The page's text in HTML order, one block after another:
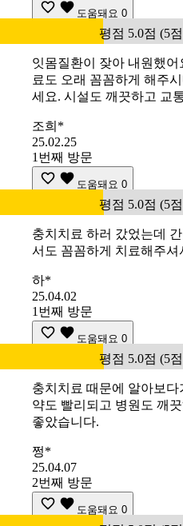
도움돼요 0
평점 5.0점 (5
잇몸질환이 잦아 내원했
료도 오래 꼼꼼하게 해주
세요. 시설도 깨끗하고 교
조희*
25.02.25
1번째 방문
도움돼요 0
평점 5.0점 (5
충치치료 하러 갔었는데
서도 꼼꼼하게 치료해주
하*
25.04.02
1번째 방문
도움돼요 0
평점 5.0점 (5
충치치료 때문에 알아보
약도 빨리되고 병원도 깨
좋았습니다.
쩡*
25.04.07
2번째 방문
도움돼요 0